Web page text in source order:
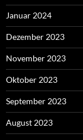
Januar 2024
Dezember 2023
November 2023
Oktober 2023
September 2023
August 2023